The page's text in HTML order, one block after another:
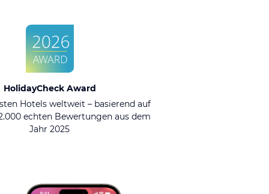
HolidayCheck Award
Hotels weltweit – basierend auf
echten Bewertungen aus dem
Jahr 2025